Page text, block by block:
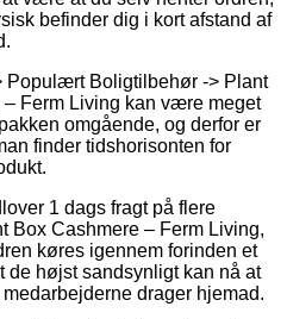
befinder dig i kort afstand af
Populært Boligtilbehør -> Plant
Ferm Living kan være meget
omgående, og derfor er
finder tidshorisonten for
1 dags fragt på flere
Box Cashmere – Ferm Living,
køres igennem forinden et
de højst sandsynligt kan nå at
drager hjemad.